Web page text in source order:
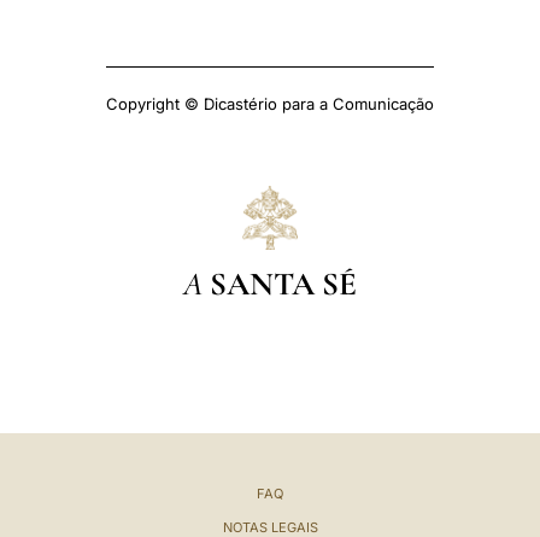
Copyright © Dicastério para a Comunicação
A SANTA SÉ
FAQ
NOTAS LEGAIS